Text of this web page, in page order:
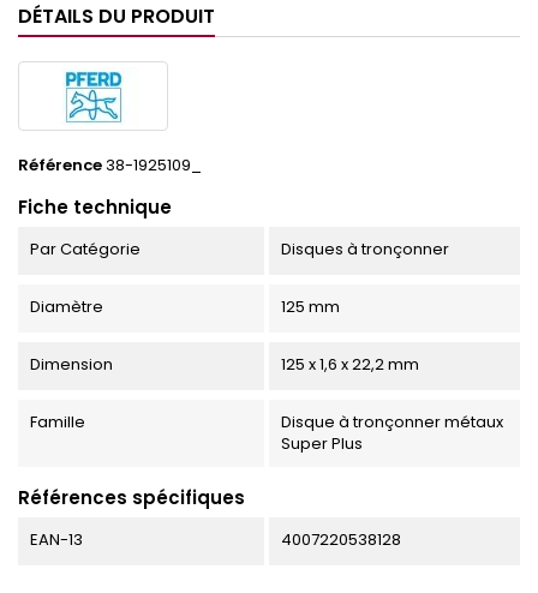
DÉTAILS DU PRODUIT
Référence38-1925109_
Fiche technique
Par Catégorie Disques à tronçonner
Diamètre 125 mm
Dimension 125 x 1,6 x 22,2 mm
Famille
Disque à tronçonner métaux
Super Plus
Références spécifiques
EAN-13 4007220538128